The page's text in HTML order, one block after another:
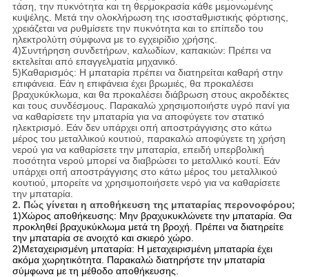
τάση, την πυκνότητα και τη θερμοκρασία κάθε μεμονωμένης
κυψέλης. Μετά την ολοκλήρωση της ισοσταθμιστικής φόρτισης,
χρειάζεται να ρυθμίσετε την πυκνότητα και το επίπεδο του
ηλεκτρολύτη σύμφωνα με το εγχειρίδιο χρήσης.
4)Συντήρηση συνδετήρων, καλωδίων, καπακιών: Πρέπει να
εκτελείται από επαγγελματία μηχανικό.
5)Καθαρισμός: Η μπαταρία πρέπει να διατηρείται καθαρή στην
επιφάνεια. Εάν η επιφάνεια έχει βρωμιές, θα προκαλέσει
βραχυκύκλωμα, και θα προκαλέσει διάβρωση στους ακροδέκτες
και τους συνδέσμους. Παρακαλώ χρησιμοποιήστε υγρό πανί για
να καθαρίσετε την μπαταρία για να αποφύγετε τον στατικό
ηλεκτρισμό. Εάν δεν υπάρχει οπή αποστράγγισης στο κάτω
μέρος του μεταλλικού κουτιού, παρακαλώ αποφύγετε τη χρήση
νερού για να καθαρίσετε την μπαταρία, επειδή υπερβολική
ποσότητα νερού μπορεί να διαβρώσει το μεταλλικό κουτί. Εάν
υπάρχει οπή αποστράγγισης στο κάτω μέρος του μεταλλικού
κουτιού, μπορείτε να χρησιμοποιήσετε νερό για να καθαρίσετε
την μπαταρία.
2. Πώς γίνεται η αποθήκευση της μπαταρίας περονοφόρου;
1)Χώρος αποθήκευσης: Μην βραχυκυκλώνετε την μπαταρία. Θα
προκληθεί βραχυκύκλωμα μετά τη βροχή. Πρέπει να διατηρείτε
την μπαταρία σε ανοιχτό και σκιερό χώρο.
2)Μεταχειρισμένη μπαταρία: Η μεταχειρισμένη μπαταρία έχει
ακόμα χωρητικότητα. Παρακαλώ διατηρήστε την μπαταρία
σύμφωνα με τη μέθοδο αποθήκευσης.